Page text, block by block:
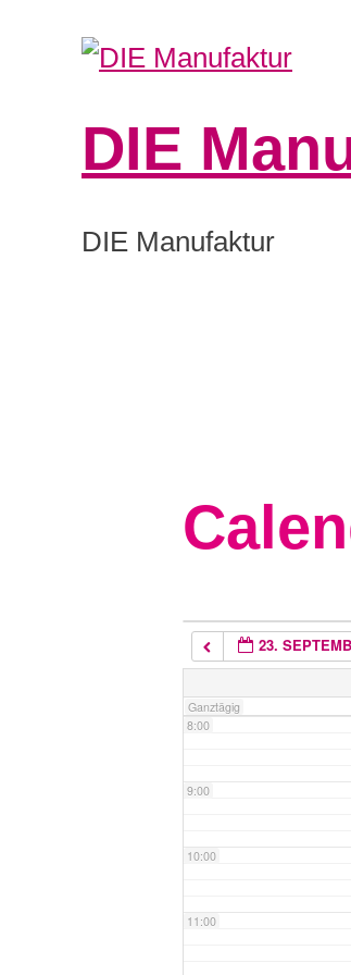
DIE
DIE Manufaktur
23.
Ganztägig
5:00
7:00
8:00
9:00
10:00
11:00